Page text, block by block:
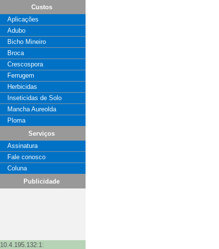
Custos
Aplicações
Adubo
Bicho Mineiro
Broca
Crescospora
Ferrugem
Herbicidas
Inseticidas de Solo
Mancha Aureolda
Ploma
Serviços
Assinatura
Fale conosco
Coluna
Publicidade
10.4.195.132:1: